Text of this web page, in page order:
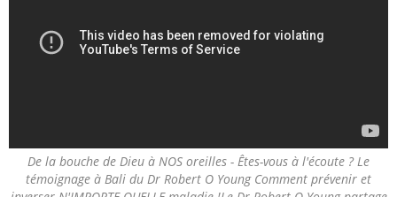
De la bouche de Dieu à NOS oreilles - Êtes-vous à l'écoute ? Le
témoignage à Bali du Dr Robert O Young Comment prévenir et